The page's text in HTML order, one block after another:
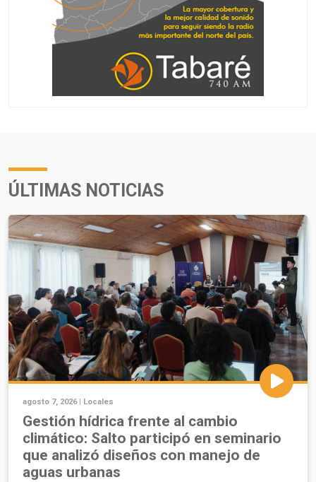
ÚLTIMAS NOTICIAS
agosto 7, 2026 | Locales
Gestión hídrica frente al cambio
climático: Salto participó en seminario
que analizó diseños con manejo de
aguas urbanas